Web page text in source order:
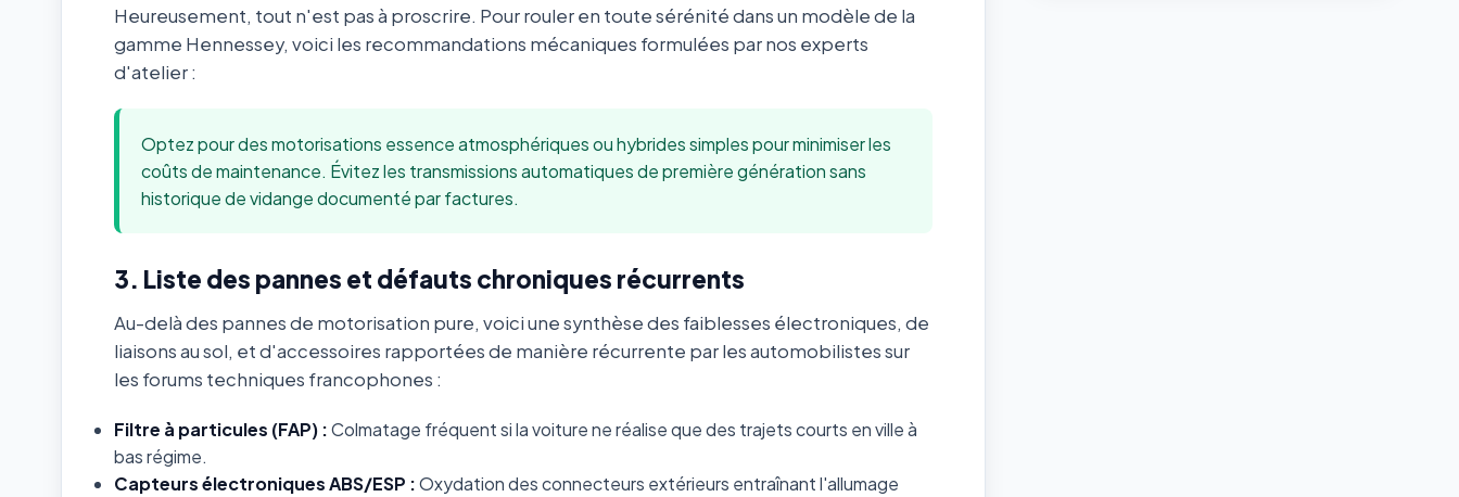
Heureusement, tout n'est pas à proscrire. Pour rouler en toute sérénité dans un modèle de la
gamme Hennessey, voici les recommandations mécaniques formulées par nos experts
d'atelier :
Optez pour des motorisations essence atmosphériques ou hybrides simples pour minimiser les
coûts de maintenance. Évitez les transmissions automatiques de première génération sans
historique de vidange documenté par factures.
3. Liste des pannes et défauts chroniques récurrents
Au-delà des pannes de motorisation pure, voici une synthèse des faiblesses électroniques, de
liaisons au sol, et d'accessoires rapportées de manière récurrente par les automobilistes sur
les forums techniques francophones :
Filtre à particules (FAP) :Colmatage fréquent si la voiture ne réalise que des trajets courts en ville à
bas régime.
Capteurs électroniques ABS/ESP :Oxydation des connecteurs extérieurs entraînant l'allumage